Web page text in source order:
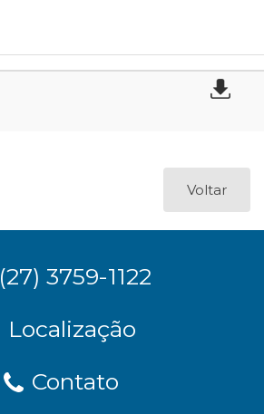
Voltar
(27) 3759-1122
Localização
Contato